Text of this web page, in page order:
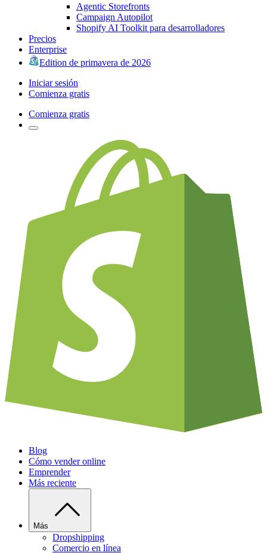
Agentic Storefronts
Campaign Autopilot
Shopify AI Toolkit para desarrolladores
Precios
Enterprise
Edition de primavera de 2026
Iniciar sesión
Comienza gratis
Comienza gratis
Blog
Cómo vender online
Emprender
Más reciente
Más
Dropshipping
Comercio en línea